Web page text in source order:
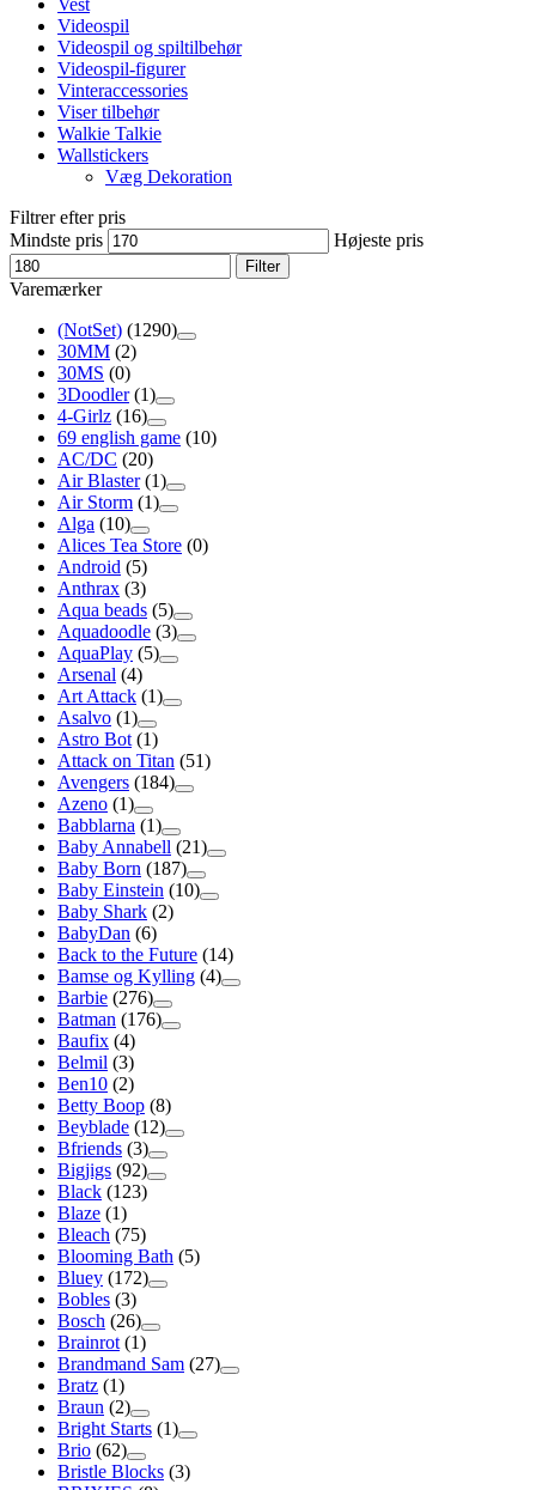
Videospil
Videospil og spiltilbehør
Videospil-figurer
Vinteraccessories
Viser tilbehør
Walkie Talkie
Wallstickers
Væg Dekoration
Filtrer efter pris
Mindste pris
Højeste pris
Filter
Varemærker
(NotSet) (1290)
30MM (2)
30MS (0)
3Doodler (1)
4-Girlz (16)
69 english game (10)
AC/DC (20)
Air Blaster (1)
Air Storm (1)
Alga (10)
Alices Tea Store (0)
Android (5)
Anthrax (3)
Aqua beads (5)
Aquadoodle (3)
AquaPlay (5)
Arsenal (4)
Art Attack (1)
Asalvo (1)
Astro Bot (1)
Attack on Titan (51)
Avengers (184)
Azeno (1)
Babblarna (1)
Baby Annabell (21)
Baby Born (187)
Baby Einstein (10)
Baby Shark (2)
BabyDan (6)
Back to the Future (14)
Bamse og Kylling (4)
Barbie (276)
Batman (176)
Baufix (4)
Belmil (3)
Ben10 (2)
Betty Boop (8)
Beyblade (12)
Bfriends (3)
Bigjigs (92)
Black (123)
Blaze (1)
Bleach (75)
Blooming Bath (5)
Bluey (172)
Bobles (3)
Bosch (26)
Brainrot (1)
Brandmand Sam (27)
Bratz (1)
Braun (2)
Bright Starts (1)
Brio (62)
Bristle Blocks (3)